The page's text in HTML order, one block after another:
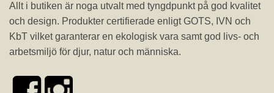
Allt i butiken är noga utvalt med tyngdpunkt på god kvalitet
och design. Produkter certifierade enligt GOTS, IVN och
KbT vilket garanterar en ekologisk vara samt god livs- och
arbetsmiljö för djur, natur och människa.